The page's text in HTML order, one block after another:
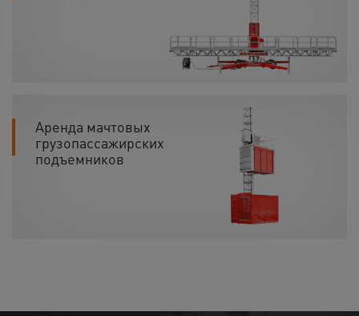
Аренда мачтовых
грузопассажирских
подъемников